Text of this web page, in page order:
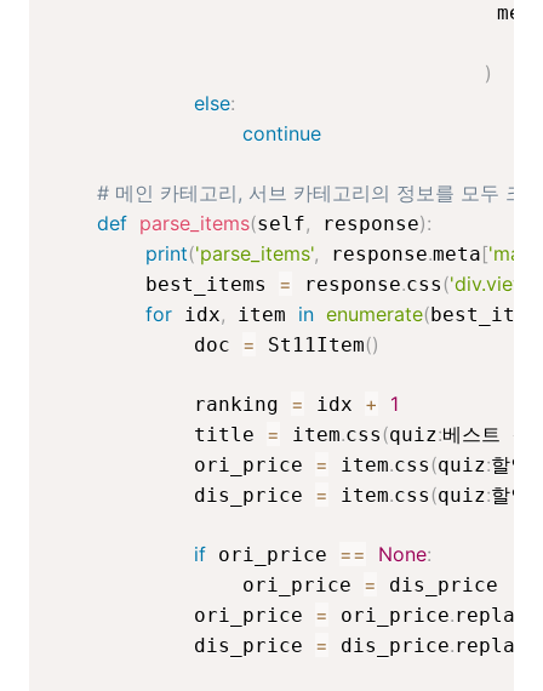
)
else:
continue
# 메인 카테고리, 서브 카테고리의 정보를 모두 크
def parse_items(self, response):
print('parse_items', response.meta[
        best_items
= response.css(
for idx, item in enumerate(
            doc
= St11Item()
            ranking
= idx + 1
            title
= item.css(quiz:베스트 상
            ori_price
= item.css(quiz:할인
            dis_price
= item.css(quiz:할인
if ori_price == None:
                ori_price
=
dis_price
            ori_price
= ori_price.replace
            dis_price
= dis_price.replace